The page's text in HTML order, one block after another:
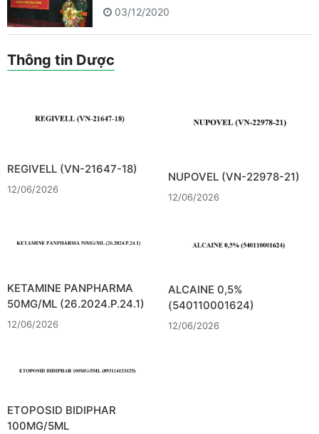
03/12/2020
Thông tin Dược
REGIVELL (VN-21647-18)
12/06/2026
NUPOVEL (VN-22978-21)
12/06/2026
KETAMINE PANPHARMA
50MG/ML (26.2024.P.24.1)
12/06/2026
ALCAINE 0,5%
(540110001624)
12/06/2026
ETOPOSID BIDIPHAR
100MG/5ML